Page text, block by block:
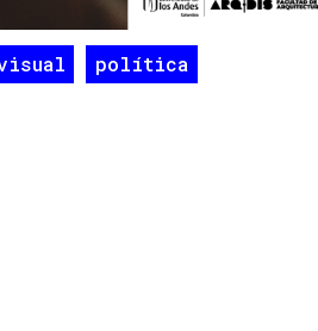
política